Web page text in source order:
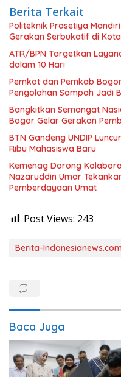
Berita Terkait
Politeknik Prasetiya
Gerakan Serbukatif di
ATR/BPN Targetkan
dalam 10 Hari
Pemkot dan Pemkab
Pengolahan Sampah Jadi
Bangkitkan Semangat
Bogor Gelar Gerakan
BTN Gandeng UNDIP
Ribu Mahasiswa Baru
Kemenag Dorong
Nazaruddin Umar
Pemberdayaan Umat
Post Views: 243
Berita-Indonesianews.com
Baca Juga